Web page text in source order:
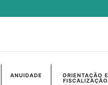
ANUIDADE ORIENTAÇÃO E
FISCALIZAÇÃO